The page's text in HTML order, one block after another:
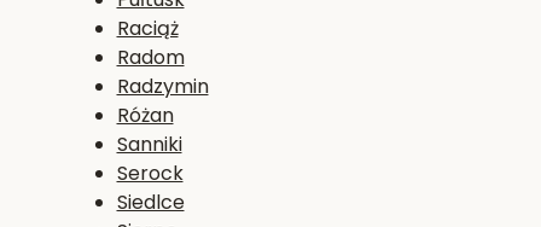
Raciąż
Radom
Radzymin
Różan
Sanniki
Serock
Siedlce